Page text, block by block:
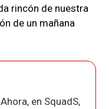
rincón de nuestra
de un mañana
en SquadS,